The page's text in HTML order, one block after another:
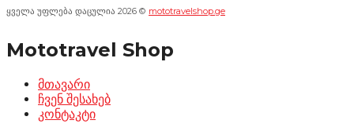
ყველა უფლება დაცულია 2026 © mototravelshop.ge
Mototravel Shop
მთავარი
ჩვენ შესახებ
კონტაკტი